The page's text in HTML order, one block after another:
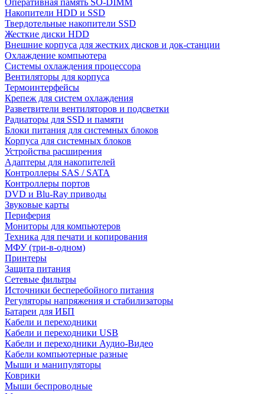
Оперативная память SO-DIMM
Накопители HDD и SSD
Твердотельные накопители SSD
Жесткие диски HDD
Внешние корпуса для жестких дисков и док-станции
Охлаждение компьютера
Системы охлаждения процессора
Вентиляторы для корпуса
Термоинтерфейсы
Крепеж для систем охлаждения
Разветвители вентиляторов и подсветки
Радиаторы для SSD и памяти
Блоки питания для системных блоков
Корпуса для системных блоков
Устройства расширения
Адаптеры для накопителей
Контроллеры SAS / SATA
Контроллеры портов
DVD и Blu-Ray приводы
Звуковые карты
Периферия
Мониторы для компьютеров
Техника для печати и копирования
МФУ (три-в-одном)
Принтеры
Защита питания
Сетевые фильтры
Источники бесперебойного питания
Регуляторы напряжения и стабилизаторы
Батареи для ИБП
Кабели и переходники
Кабели и переходники USB
Кабели и переходники Аудио-Видео
Кабели компьютерные разные
Мыши и манипуляторы
Коврики
Мыши беспроводные